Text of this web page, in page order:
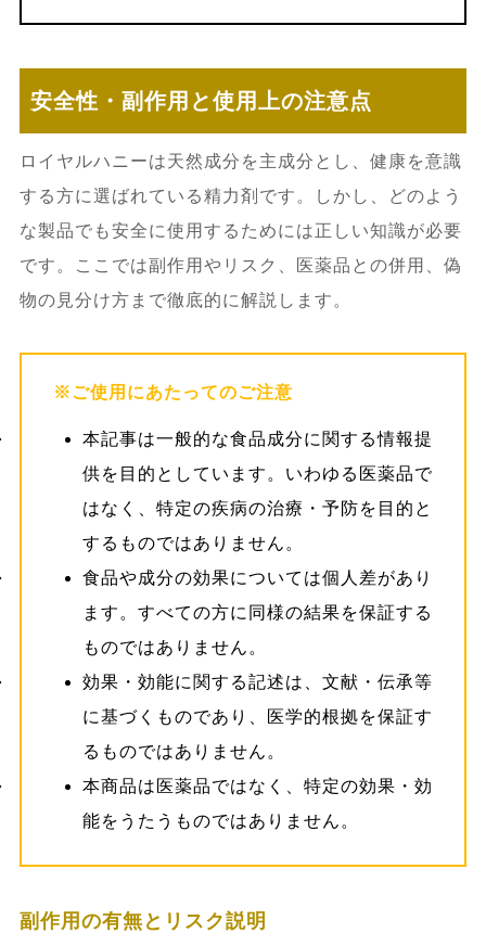
安全性・副作用と使用上の注意点
ロイヤルハニーは天然成分を主成分とし、健康を意識
する方に選ばれている精力剤です。しかし、どのよう
な製品でも安全に使用するためには正しい知識が必要
です。ここでは副作用やリスク、医薬品との併用、偽
物の見分け方まで徹底的に解説します。
※ご使用にあたってのご注意
本記事は一般的な食品成分に関する情報提
供を目的としています。いわゆる医薬品で
はなく、特定の疾病の治療・予防を目的と
するものではありません。
食品や成分の効果については個人差があり
ます。すべての方に同様の結果を保証する
ものではありません。
効果・効能に関する記述は、文献・伝承等
に基づくものであり、医学的根拠を保証す
るものではありません。
本商品は医薬品ではなく、特定の効果・効
能をうたうものではありません。
副作用の有無とリスク説明